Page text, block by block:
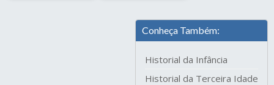
Conheça Também:
Historial da Infância
Historial da Terceira Idade